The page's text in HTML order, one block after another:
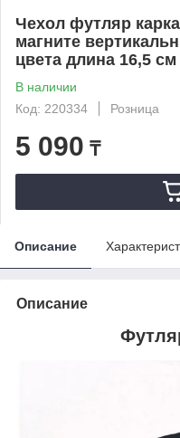
Чехол футляр
магните
цвета длина 16,5 см
В наличии
Код: 220334
Розница
5 090 ₸
Описание
Описание